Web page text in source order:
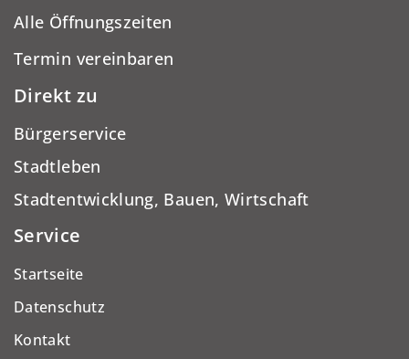
Alle Öffnungszeiten
Termin vereinbaren
Direkt zu
Bürgerservice
Stadtleben
Stadtentwicklung, Bauen, Wirtschaft
Service
Startseite
Datenschutz
Kontakt